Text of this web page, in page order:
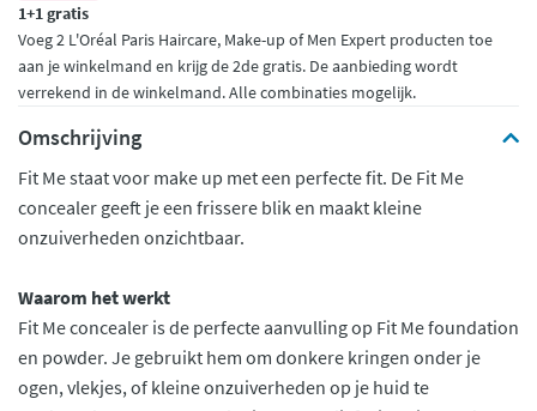
1+1 gratis
Voeg 2 L'Oréal Paris Haircare, Make-up of Men Expert producten toe
aan je winkelmand en krijg de 2de gratis. De aanbieding wordt
verrekend in de winkelmand. Alle combinaties mogelijk.
Omschrijving
Fit Me staat voor make up met een perfecte fit. De Fit Me
concealer geeft je een frissere blik en maakt kleine
onzuiverheden onzichtbaar.
Waarom het werkt
Fit Me concealer is de perfecte aanvulling op Fit Me foundation
en powder. Je gebruikt hem om donkere kringen onder je
ogen, vlekjes, of kleine onzuiverheden op je huid te